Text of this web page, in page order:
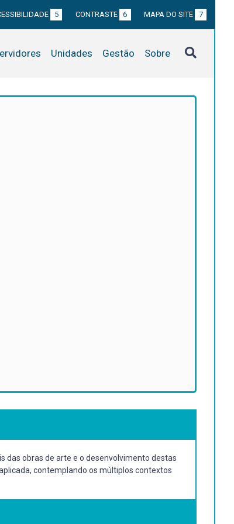
5 CONTRASTE 6 MAPA DO SITE 7
Unidades Gestão Sobre
das obras de arte e o desenvolvimento destas
contemplando os múltiplos contextos